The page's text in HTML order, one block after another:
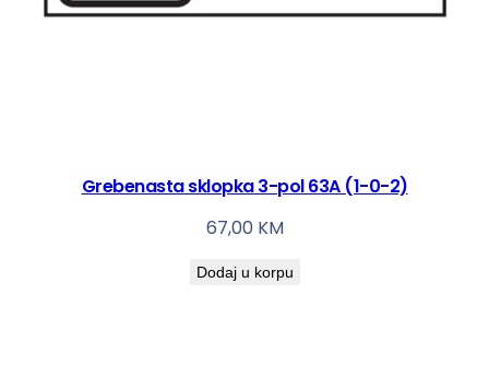
Grebenasta sklopka 3-pol 63A (1-0-2)
67,00 KM
Dodaj u korpu